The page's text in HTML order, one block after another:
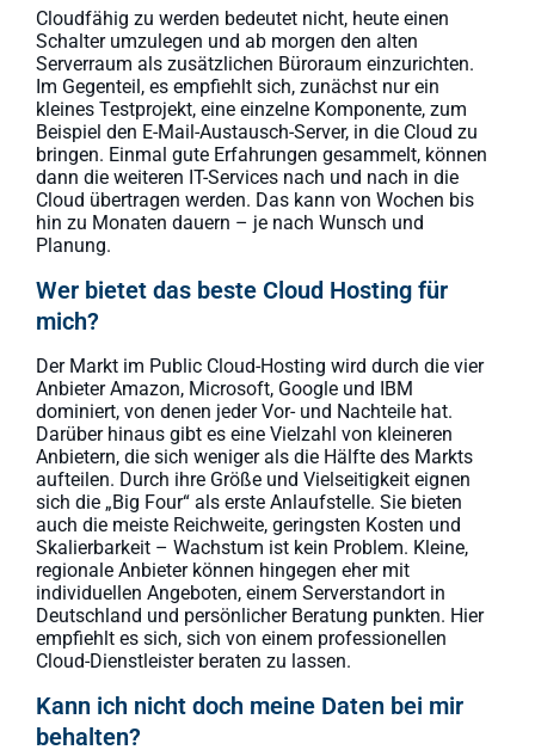
Cloudfähig zu werden bedeutet nicht, heute einen
Schalter umzulegen und ab morgen den alten
Serverraum als zusätzlichen Büroraum einzurichten.
Im Gegenteil, es empfiehlt sich, zunächst nur ein
kleines Testprojekt, eine einzelne Komponente, zum
Beispiel den E-Mail-Austausch-Server, in die Cloud zu
bringen. Einmal gute Erfahrungen gesammelt, können
dann die weiteren IT-Services nach und nach in die
Cloud übertragen werden. Das kann von Wochen bis
hin zu Monaten dauern – je nach Wunsch und
Planung.
Wer bietet das beste Cloud Hosting für
mich?
Der Markt im Public Cloud-Hosting wird durch die vier
Anbieter Amazon, Microsoft, Google und IBM
dominiert, von denen jeder Vor- und Nachteile hat.
Darüber hinaus gibt es eine Vielzahl von kleineren
Anbietern, die sich weniger als die Hälfte des Markts
aufteilen. Durch ihre Größe und Vielseitigkeit eignen
sich die „Big Four“ als erste Anlaufstelle. Sie bieten
auch die meiste Reichweite, geringsten Kosten und
Skalierbarkeit – Wachstum ist kein Problem. Kleine,
regionale Anbieter können hingegen eher mit
individuellen Angeboten, einem Serverstandort in
Deutschland und persönlicher Beratung punkten. Hier
empfiehlt es sich, sich von einem professionellen
Cloud-Dienstleister beraten zu lassen.
Kann ich nicht doch meine Daten bei mir
behalten?